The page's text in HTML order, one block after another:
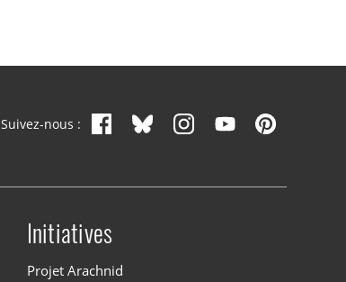
Suivez-nous :
Initiatives
Projet Arachnid